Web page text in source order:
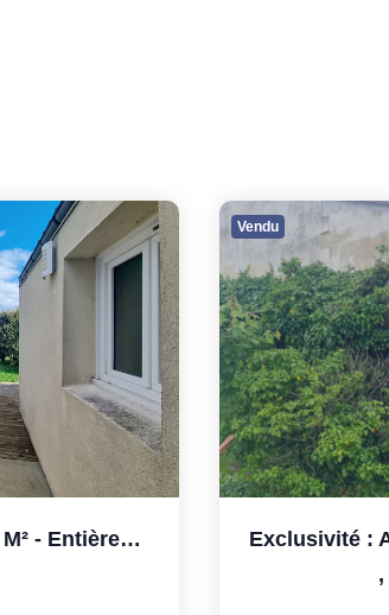
ECHOPPE LIBOURNE 53 M² - Entièrement Rénovée Et Située...
Vendu
,